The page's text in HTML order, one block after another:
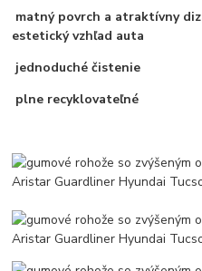
matný povrch a atraktívny
estetický vzhľad auta
jednoduché čistenie
plne recyklovateľné